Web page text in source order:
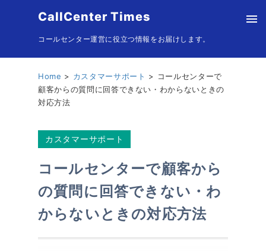
CallCenter Times
コールセンター運営に役立つ情報をお届けします。
Home カスタマーサポート
コールセンターで
顧客からの質問に回答できない・わからないときの
対応方法
カスタマーサポート
コールセンターで顧客から
の質問に回答できない・わ
からないときの対応方法